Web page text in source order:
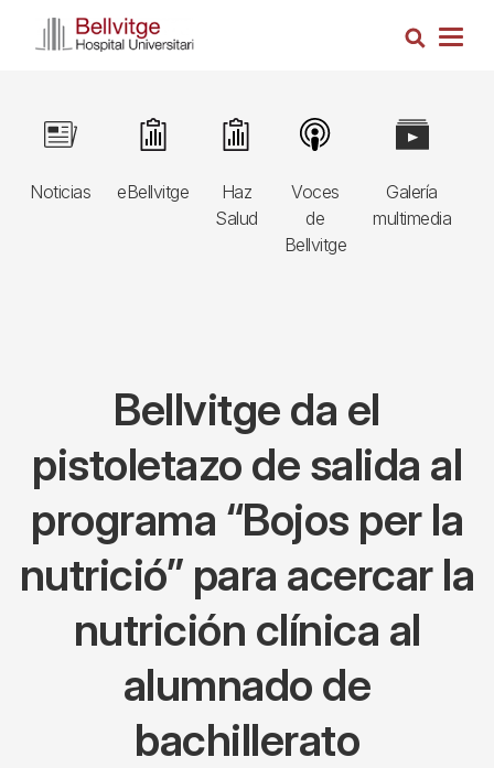
Busca
Navegació
principal
3r
Noticias
Image
eBellvitge
Image
Haz
Salud
Image
Voces
de
Bellvitge
Image
Galería
multimedia
Image
Bellvitge da el
pistoletazo de salida al
programa “Bojos per la
nutrició” para acercar la
nutrición clínica al
alumnado de
bachillerato